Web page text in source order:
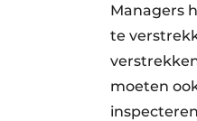
Managers
te
moeten